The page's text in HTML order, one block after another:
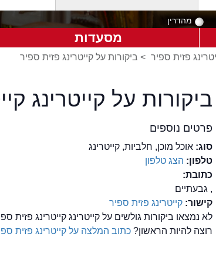
מהדרין
מסעדות
פזית ספיר > ביקורות על קייטרינג פזית ספיר
ביקורות על קייטרינג
פרטים נוספים
סוג:אוכל מוכן, חלביות, קייטרינג
טלפון: הצג טלפון
כתובת:
, גבעתיים
קישור:קייטרינג פזית ספיר
לא נמצאו ביקורות גולשים על קייטרינג קייטרינג פזית
רוצה להיות הראשון?כתוב המלצה על קייטרינג פזית